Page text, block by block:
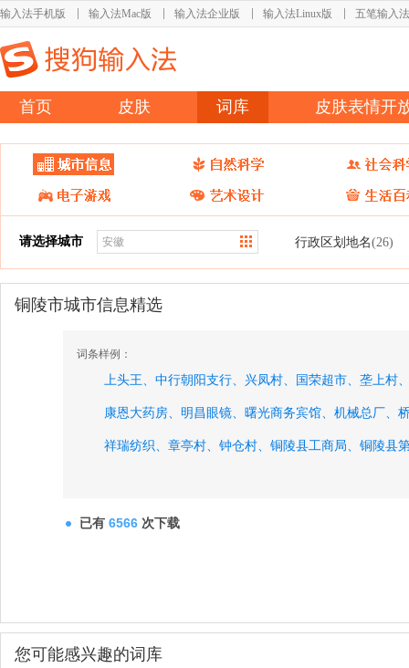
输入法手机版 输入法Mac版 输入法企业版 输入法Linux版 五笔输入法
首页 皮肤 词库 皮肤表情开
请选择城市 行政区划地名(26)
铜陵市城市信息精选
词条样例：
上头王、 中行朝阳支行、 兴凤村、 国荣超市、 垄上村
康恩大药房、 明昌眼镜、 曙光商务宾馆、 机械总厂、
祥瑞纺织、 章亭村、 钟仓村、 铜陵县工商局、 铜陵县
已有 6566 次下载
您可能感兴趣的词库